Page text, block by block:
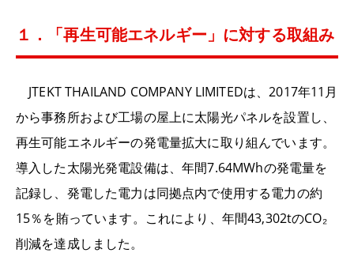
１．「再生可能エネルギー」に対する取組み
JTEKT THAILAND COMPANY LIMITEDは、2017年11月
から事務所および工場の屋上に太陽光パネルを設置し、
再生可能エネルギーの発電量拡大に取り組んでいます。
導入した太陽光発電設備は、年間7.64MWhの発電量を
記録し、発電した電力は同拠点内で使用する電力の約
15％を賄っています。これにより、年間43,302tのCO₂
削減を達成しました。